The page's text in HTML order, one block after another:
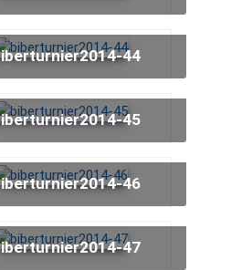
biberturnier2014-44
biberturnier2014-45
biberturnier2014-46
biberturnier2014-47